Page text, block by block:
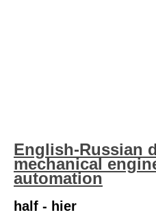
English-Russian
mechanical
automation
half - hier